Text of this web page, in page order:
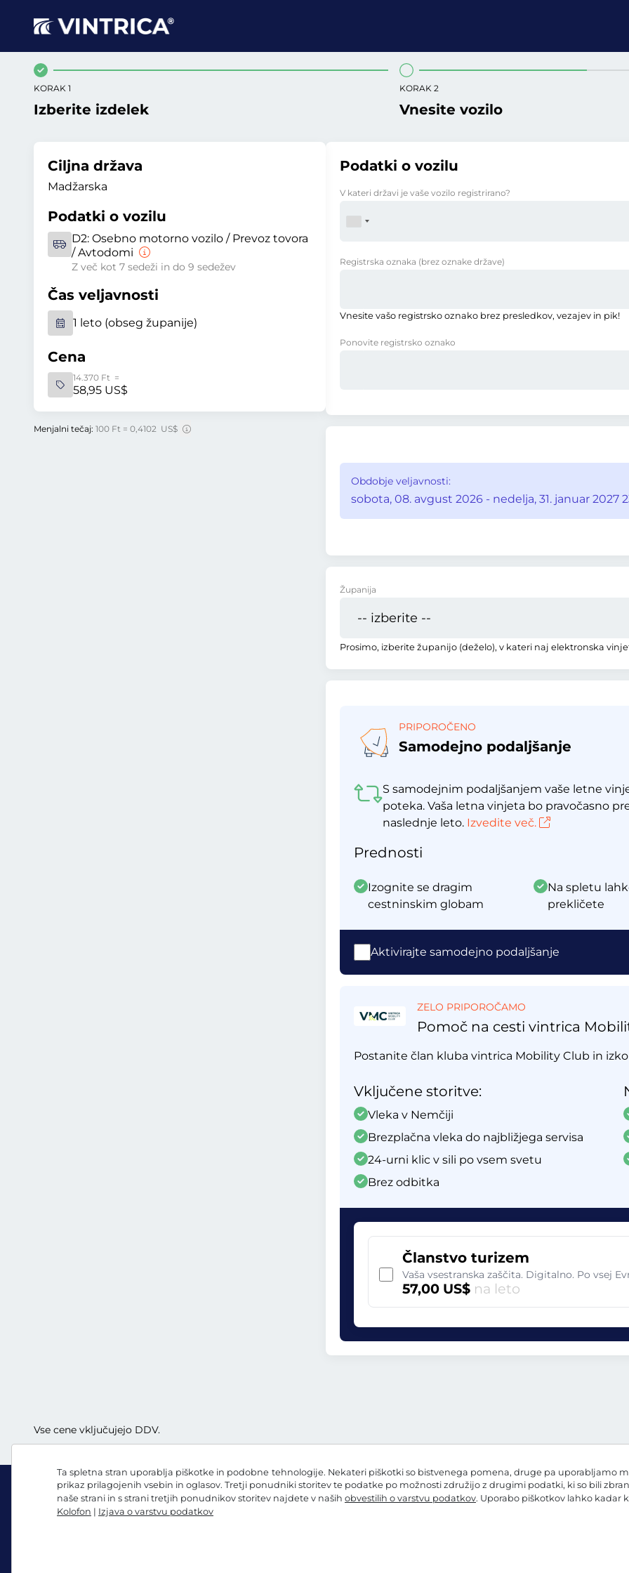
Ta spletna stran uporablja piškotke in podobne tehnologije. Nekateri piškotki so bistvenega pomena, druge pa uporabljamo
prikaz prilagojenih vsebin in oglasov. Tretji ponudniki storitev te podatke po možnosti združijo z drugimi podatki, ki so bili
naše strani in s strani tretjih ponudnikov storitev najdete v naših obvestilih o varstvu podatkov. Uporabo piškotkov lahko kadar
Kolofon | Izjava o varstvu podatkov
KORAK 1
Izberite izdelek
KORAK 2
Vnesite vozilo
Ciljna država
Madžarska
Podatki o vozilu
D2: Osebno motorno vozilo / Prevoz tovora
/ Avtodomi
Z več kot 7 sedeži in do 9 sedežev
Čas veljavnosti
1 leto (obseg županije)
Cena
14.370 Ft =
58,95 US$
Menjalni tečaj: 100 Ft = 0,4102 US$
Podatki o vozilu
V kateri državi je vaše vozilo registrirano?
Registrska oznaka (brez oznake države)
Vnesite vašo registrsko oznako brez presledkov, vezajev in pik!
Ponovite registrsko oznako
Obdobje veljavnosti:
sobota, 08. avgust 2026 - nedelja, 31. januar 2027
Županija
Prosimo, izberite županijo (deželo), v kateri naj elektronska
PRIPOROČENO
Samodejno podaljšanje
S samodejnim podaljšanjem vaše letne
poteka. Vaša letna vinjeta bo pravočasno
naslednje leto. Izvedite več.
Prednosti
Izognite se dragim
cestninskim globam
Na spletu
prekličete
Aktivirajte samodejno podaljšanje
ZELO PRIPOROČAMO
Pomoč na cesti vintrica
Postanite član kluba vintrica Mobility Club in
Vključene storitve:
Vleka v Nemčiji
Brezplačna vleka do najbližjega servisa
24-urni klic v sili po vsem svetu
Brez odbitka
Članstvo turizem
Vaša vsestranska zaščita. Digitalno. Po vsej
57,00 US$ na leto
Vse cene vključujejo DDV.